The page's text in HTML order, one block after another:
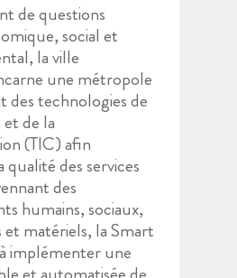
de questions
social et
la ville
une métropole
des technologies de
de la
(TIC) afin
qualité des services
des
humains, sociaux,
matériels, la Smart
implémenter une